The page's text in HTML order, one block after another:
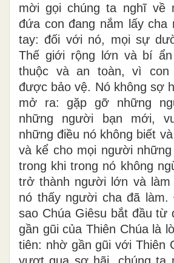
mời gọi chúng ta nghĩ về
đứa con đang nắm lấy cha
tay: đối với nó, mọi sự
Thế giới rộng lớn và bí
thuộc và an toàn, vì con
được bảo vệ. Nó không sợ
mở ra: gặp gỡ những
những người bạn mới,
những điều nó không biết
và kể cho mọi người
trong khi trong nó không
trở thành người lớn và
nó thấy người cha đã
sao Chúa Giêsu bắt đầu từ
gần gũi của Thiên Chúa là
tiên: nhờ gần gũi với Thiên